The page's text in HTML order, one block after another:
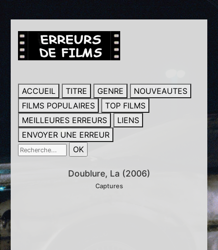
ACCUEIL TITRE GENRE
NOUVEAUTES
FILMS POPULAIRES
TOP FILMS
MEILLEURES ERREURS
LIENS
ENVOYER UNE ERREUR
Doublure, La (2006)
Captures